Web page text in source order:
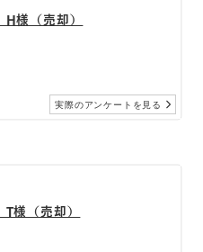
様（売却）
実際のアンケートを見る
様（売却）